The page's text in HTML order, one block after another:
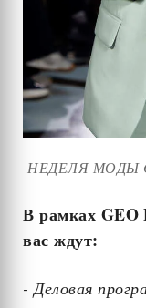
НЕДЕЛЯ МОДЫ
В рамках GEO
вас ждут:
- Деловая